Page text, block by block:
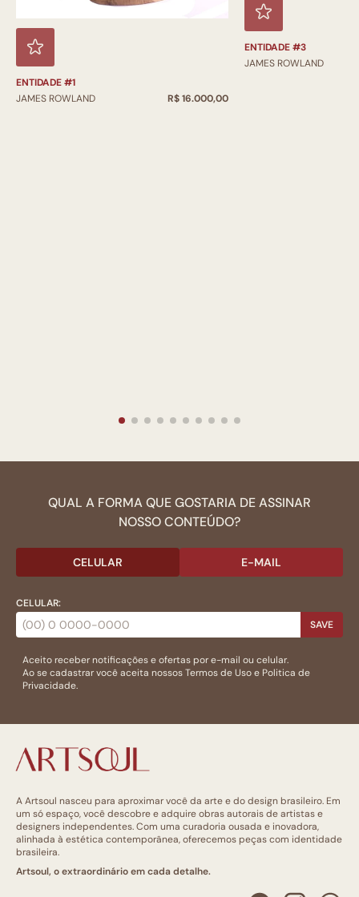
ENTIDADE #1
JAMES ROWLAND
R$ 16.000,00
ENTIDADE #3
JAMES ROWLAND
QUAL A FORMA QUE GOSTARIA DE ASSINAR
NOSSO CONTEÚDO?
CELULAR E-MAIL
CELULAR:
SAVE
Aceito receber notificações e ofertas por e-mail ou celular.
Ao se cadastrar você aceita nossosTermos de Usoe Politica de
Privacidade.
A Artsoul nasceu para aproximar você da arte e do design brasileiro. Em
um só espaço, você descobre e adquire obras autorais de artistas e
designers independentes. Com uma curadoria ousada e inovadora,
alinhada à estética contemporânea, oferecemos peças com identidade
brasileira.
Artsoul, o extraordinário em cada detalhe.